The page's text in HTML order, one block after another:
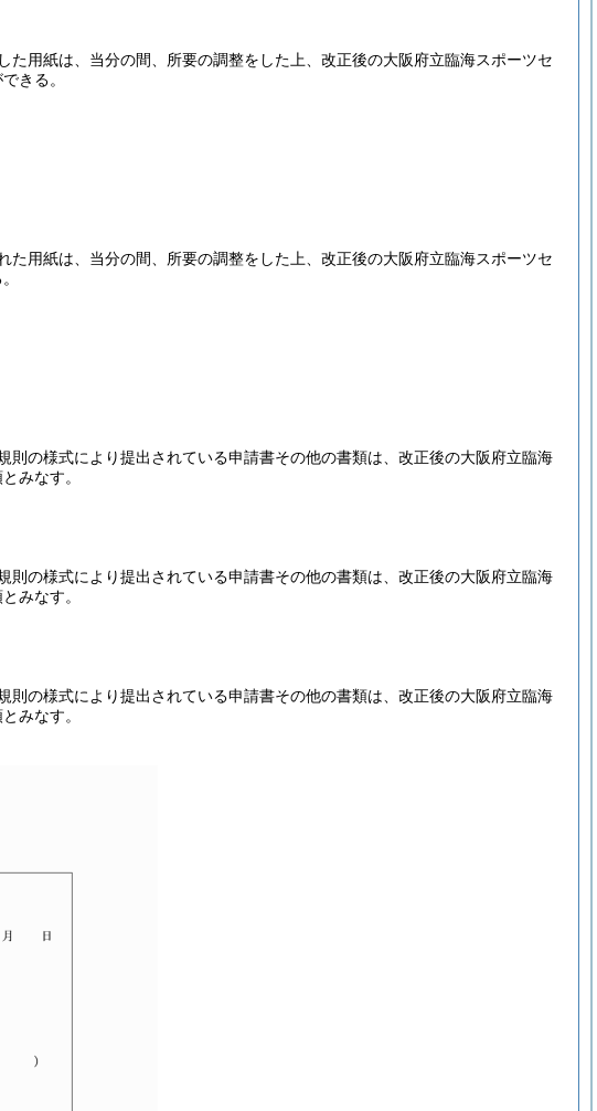
用紙は、当分の間、所要の調整をした上、改正後の大阪府立臨海スポーツセ
きる。
用紙は、当分の間、所要の調整をした上、改正後の大阪府立臨海スポーツセ
の様式により提出されている申請書その他の書類は、改正後の大阪府立臨海
みなす。
の様式により提出されている申請書その他の書類は、改正後の大阪府立臨海
みなす。
の様式により提出されている申請書その他の書類は、改正後の大阪府立臨海
みなす。